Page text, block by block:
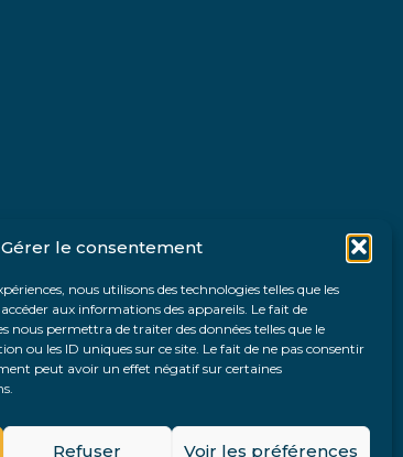
Gérer le consentement
nous utilisons des technologies telles que les
aux informations des appareils. Le fait de
nous permettra de traiter des données telles que le
ou les ID uniques sur ce site. Le fait de ne pas consentir
peut avoir un effet négatif sur certaines
Refuser Voir les préférences